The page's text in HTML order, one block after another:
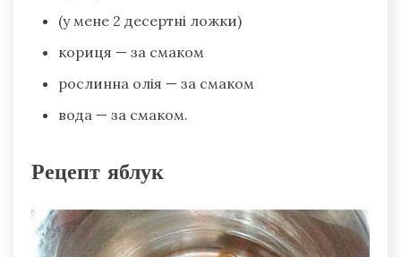
(у мене 2 десертні ложки)
кориця — за смаком
рослинна олія — за смаком
вода — за смаком.
Рецепт яблук